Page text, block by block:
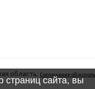
область. Соглашение об
страниц сайта, вы